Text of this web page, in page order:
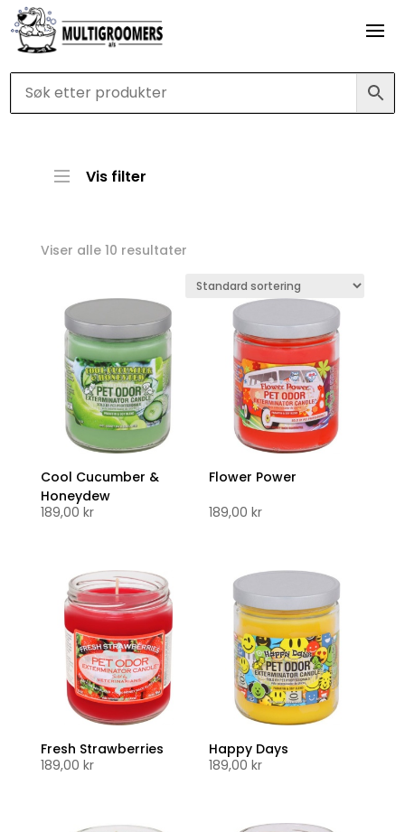
Vis filter
Viser alle 10 resultater
Cool Cucumber &
Honeydew
189,00 kr
Flower Power
189,00kr
Fresh Strawberries
189,00 kr
Happy Days
189,00kr